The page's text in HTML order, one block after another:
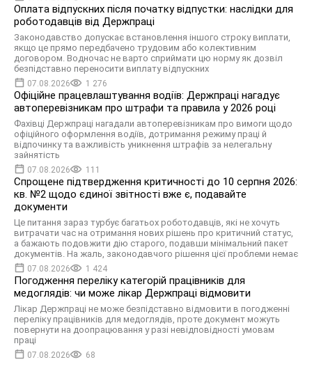
Оплата відпускних після початку відпустки: наслідки для
роботодавців від Держпраці
Законодавство допускає встановлення іншого строку виплати,
якщо це прямо передбачено трудовим або колективним
договором. Водночас не варто сприймати цю норму як дозвіл
безпідставно переносити виплату відпускних
07.08.2026 1 276
Офіційне працевлаштування водіїв: Держпраці нагадує
автоперевізникам про штрафи та правила у 2026 році
Фахівці Держпраці нагадали автоперевізникам про вимоги щодо
офіційного оформлення водіїв, дотримання режиму праці й
відпочинку та важливість уникнення штрафів за нелегальну
зайнятість
07.08.2026 111
Спрощене підтвердження критичності до 10 серпня 2026:
кв. №2 щодо єдиної звітності вже є, подавайте
документи
Це питання зараз турбує багатьох роботодавців, які не хочуть
витрачати час на отримання нових рішень про критичний статус,
а бажають подовжити дію старого, подавши мінімальний пакет
документів. На жаль, законодавчого рішення цієї проблеми немає
07.08.2026 1 424
Погодження переліку категорій працівників для
медоглядів: чи може лікар Держпраці відмовити
Лікар Держпраці не може безпідставно відмовити в погодженні
переліку працівників для медоглядів, проте документ можуть
повернути на доопрацювання у разі невідповідності умовам
праці
07.08.2026 68